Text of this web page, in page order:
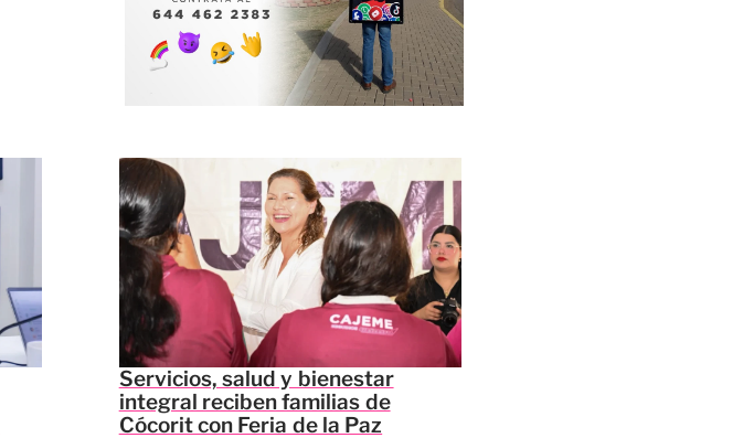
Servicios, salud y bienestar
integral reciben familias de
Cócorit con Feria de la Paz